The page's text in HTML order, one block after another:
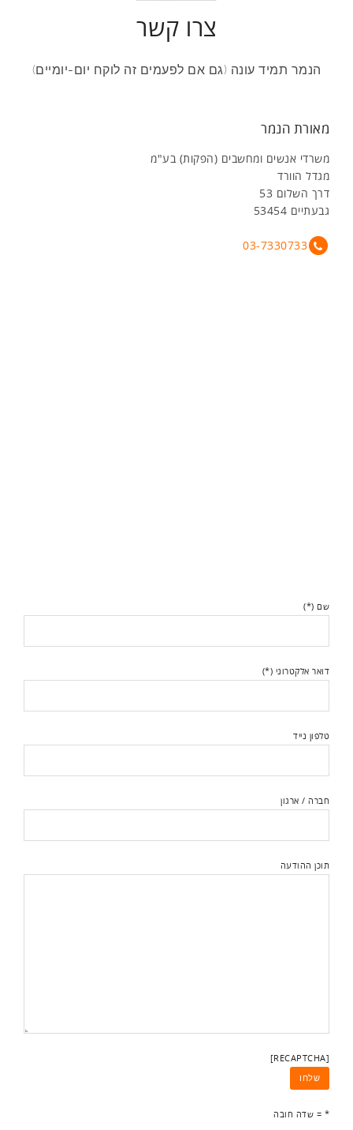
צרו קשר
הנמר תמיד עונה (גם אם לפעמים זה לוקח יום-יומיים)
מאורת הנמר
משרדי אנשים ומחשבים (הפקות) בע"מ
מגדל הוורד
דרך השלום 53
גבעתיים 53454
03-7330733
שם (*)
דואר אלקטרוני (*)
טלפון נייד
חברה / ארגון
תוכן ההודעה
[RECAPTCHA]
* = שדה חובה